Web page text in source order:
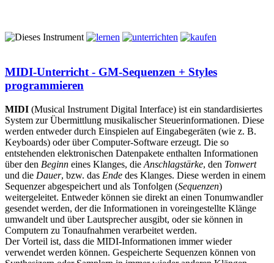
MIDI-Unterricht - GM-Sequenzen + Styles
programmieren
MIDI (Musical Instrument Digital Interface) ist ein standardisiertes
System zur Übermittlung musikalischer Steuerinformationen. Diese
werden entweder durch Einspielen auf Eingabegeräten (wie z. B.
Keyboards) oder über Computer-Software erzeugt. Die so
entstehenden elektronischen Datenpakete enthalten Informationen
über den Beginn eines Klanges, die Anschlagstärke, den Tonwert
und die Dauer, bzw. das Ende des Klanges. Diese werden in einem
Sequenzer abgespeichert und als Tonfolgen (Sequenzen)
weitergeleitet. Entweder können sie direkt an einen Tonumwandler
gesendet werden, der die Informationen in voreingestellte Klänge
umwandelt und über Lautsprecher ausgibt, oder sie können in
Computern zu Tonaufnahmen verarbeitet werden.
Der Vorteil ist, dass die MIDI-Informationen immer wieder
verwendet werden können. Gespeicherte Sequenzen können von